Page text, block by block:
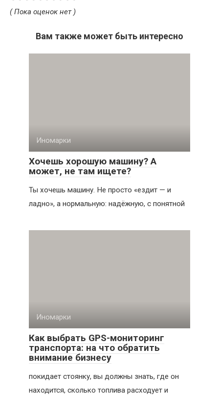
( Пока оценок нет )
Вам также может быть интересно
Иномарки
Хочешь хорошую машину? А
может, не там ищете?
Ты хочешь машину. Не просто «ездит — и
ладно», а нормальную: надёжную, с понятной
Иномарки
Как выбрать GPS-мониторинг
транспорта: на что обратить
внимание бизнесу
покидает стоянку, вы должны знать, где он
находится, сколько топлива расходует и